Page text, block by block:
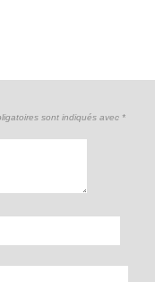
sont indiqués avec *